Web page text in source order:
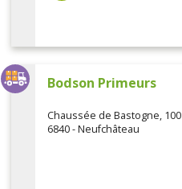
Bodson Primeurs
Chaussée de Bastogne, 100
6840 - Neufchâteau